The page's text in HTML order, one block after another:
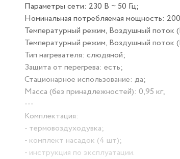
Параметры сети: 230 В ~ 50 Гц;
Номинальная потребляемая мощность:
Температурный режим, Воздушный поток
Температурный режим, Воздушный поток
Тип нагревателя: слюдяной;
Защита от перегрева: есть;
Стационарное использование: да;
Масса (без принадлежностей): 0,95 кг;
---
Комплектация:
- термовоздуходувка;
- комплект насадок (4 шт);
- инструкция по эксплуатации.